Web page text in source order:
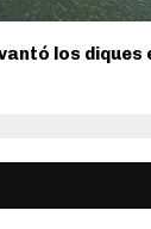
los diques